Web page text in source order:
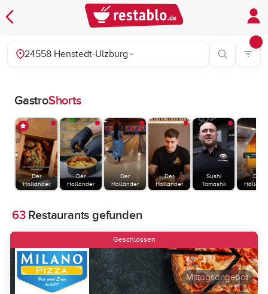
24558 Henstedt-Ulzburg
GastroShorts
Der
Holländer
Der
Holländer
Der
Holländer
Der
Holländer
Sushi
Tamashii
Der
63Restaurants gefunden
Mittagsangebot
Geschlossen